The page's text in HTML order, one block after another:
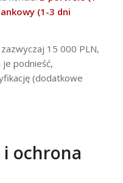
(1-3 dni
15 000 PLN,
je podnieść,
(dodatkowe
i ochrona